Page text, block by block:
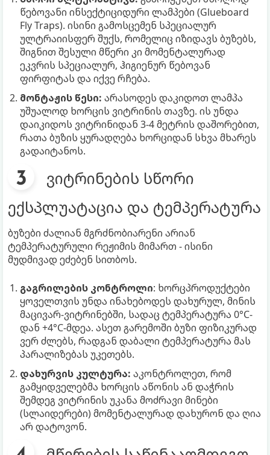
წებოვანი ინსექტიციდური ლამპები (Glueboard
Fly Traps). ისინი გამოსცემენ სპეციალურ
ულტრაიისფერ შუქს, რომელიც იზიდავს ბუზებს,
შიგნით შესული მწერი კი მომენტალურად
ეკვრის სპეციალურ, ჰიგიენურ წებოვან
ფირფიტას და იქვე რჩება.
მონტაჟის წესი: არასოდეს დაკიდოთ ლამპა
უშუალოდ ხორცის ვიტრინის თავზე. ის უნდა
დაიკიდოს ვიტრინიდან 3-4 მეტრის დაშორებით,
რათა ბუზის ყურადღება ხორციდან სხვა მხარეს
გადაიტანოს.
ვიტრინების სწორი
ექსპლუატაცია და ტემპერატურა
ბუზები ძალიან მგრძნობიარენი არიან
ტემპერატურული რეჟიმის მიმართ - ისინი
მუდმივად ეძებენ სითბოს.
გაგრილების კონტროლი: ხორცპროდუქტები
ყოველთვის უნდა ინახებოდეს დახურულ, მინის
მაცივარ-ვიტრინებში, სადაც ტემპერატურა 0°C-
დან +4°C-მდეა. ასეთ გარემოში ბუზი ფიზიკურად
ვერ ძლებს, რადგან დაბალი ტემპერატურა მას
პარალიზებას უკეთებს.
დახურვის კულტურა: აკონტროლეთ, რომ
გამყიდველებმა ხორცის აწონის ან დაჭრის
შემდეგ ვიტრინის უკანა მოძრავი მინები
(სლაიდერები) მომენტალურად დახურონ და ღია
არ დატოვონ.